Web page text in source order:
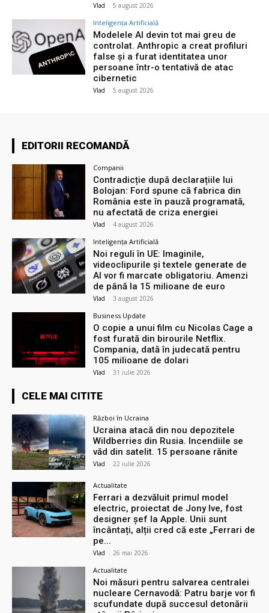
Vlad - 5 august 2026
Inteligența Artificială
Modelele AI devin tot mai greu de
controlat. Anthropic a creat profiluri
false și a furat identitatea unor
persoane într-o tentativă de atac
cibernetic
Vlad - 5 august 2026
EDITORII RECOMANDĂ
Companii
Contradicție după declarațiile lui
Bolojan: Ford spune că fabrica din
România este în pauză programată,
nu afectată de criza energiei
Vlad - 4 august 2026
Inteligența Artificială
Noi reguli în UE: Imaginile,
videoclipurile și textele generate de
AI vor fi marcate obligatoriu. Amenzi
de până la 15 milioane de euro
Vlad - 3 august 2026
Business Update
O copie a unui film cu Nicolas Cage a
fost furată din birourile Netflix.
Compania, dată în judecată pentru
105 milioane de dolari
Vlad - 31 iulie 2026
CELE MAI CITITE
Război în Ucraina
Ucraina atacă din nou depozitele
Wildberries din Rusia. Incendiile se
văd din satelit. 15 persoane rănite
Vlad - 22 iulie 2026
Actualitate
Ferrari a dezvăluit primul model
electric, proiectat de Jony Ive, fost
designer șef la Apple. Unii sunt
încântați, alții cred că este „Ferrari de
pe...
Vlad - 26 mai 2026
Actualitate
Noi măsuri pentru salvarea centralei
nucleare Cernavodă: Patru barje vor fi
scufundate după succesul detonării